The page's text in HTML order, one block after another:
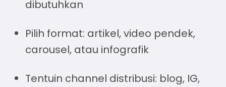
dibutuhkan
Pilih format: artikel, video pendek,
carousel, atau infografik
Tentuin channel distribusi: blog, IG,